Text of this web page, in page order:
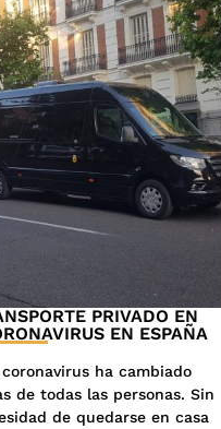
PRIVADO EN
EN ESPAÑA
ha cambiado
de todas las personas. Sin
de quedarse en casa